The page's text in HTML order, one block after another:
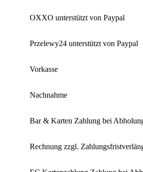
OXXO unterstützt von Paypal
Przelewy24 unterstützt von Paypal
Vorkasse
Nachnahme
Bar & Karten Zahlung bei
Rechnung zzgl.